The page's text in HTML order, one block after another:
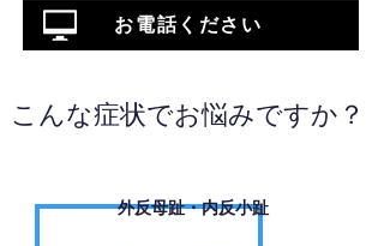
お電話ください
こんな症状でお悩みですか？
外反母趾・内反小趾